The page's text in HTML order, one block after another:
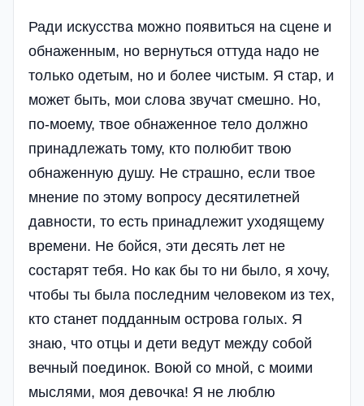
Ради искусства можно появиться на сцене и
обнаженным, но вернуться оттуда надо не
только одетым, но и более чистым. Я стар, и
может быть, мои слова звучат смешно. Но,
по-моему, твое обнаженное тело должно
принадлежать тому, кто полюбит твою
обнаженную душу. Не страшно, если твое
мнение по этому вопросу десятилетней
давности, то есть принадлежит уходящему
времени. Не бойся, эти десять лет не
состарят тебя. Но как бы то ни было, я хочу,
чтобы ты была последним человеком из тех,
кто станет подданным острова голых. Я
знаю, что отцы и дети ведут между собой
вечный поединок. Воюй со мной, с моими
мыслями, моя девочка! Я не люблю